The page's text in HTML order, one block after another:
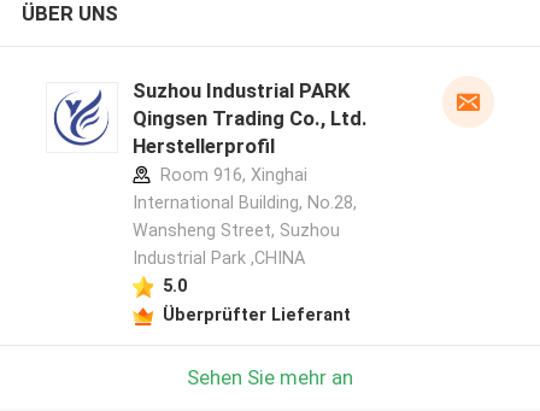
ÜBER UNS
Suzhou Industrial PARK
Qingsen Trading Co., Ltd.
Herstellerprofil
Room 916, Xinghai
International Building, No.28,
Wansheng Street, Suzhou
Industrial Park ,CHINA
5.0
Überprüfter Lieferant
Sehen Sie mehr an